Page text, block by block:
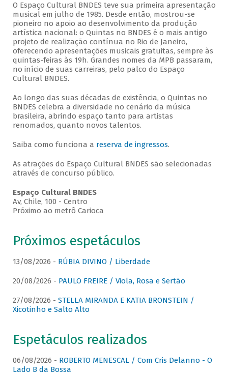
O Espaço Cultural BNDES teve sua primeira apresentação
musical em julho de 1985. Desde então, mostrou-se
pioneiro no apoio ao desenvolvimento da produção
artística nacional: o Quintas no BNDES é o mais antigo
projeto de realização contínua no Rio de Janeiro,
oferecendo apresentações musicais gratuitas, sempre às
quintas-feiras às 19h. Grandes nomes da MPB passaram,
no início de suas carreiras, pelo palco do Espaço
Cultural BNDES.
Ao longo das suas décadas de existência, o Quintas no
BNDES celebra a diversidade no cenário da música
brasileira, abrindo espaço tanto para artistas
renomados, quanto novos talentos.
Saiba como funciona a reserva de ingressos.
As atrações do Espaço Cultural BNDES são selecionadas
através de concurso público.
Espaço Cultural BNDES
Av, Chile, 100 - Centro
Próximo ao metrô Carioca
Próximos espetáculos
13/08/2026 - RÚBIA DIVINO / Liberdade
20/08/2026 - PAULO FREIRE / Viola, Rosa e Sertão
27/08/2026 - STELLA MIRANDA E KATIA BRONSTEIN /
Xicotinho e Salto Alto
Espetáculos realizados
06/08/2026 - ROBERTO MENESCAL / Com Cris Delanno - O
Lado B da Bossa